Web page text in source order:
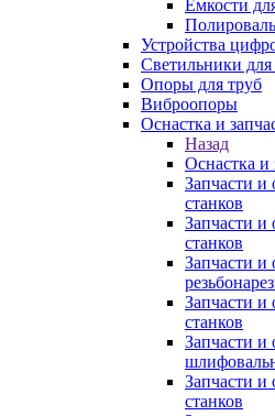
Емкости
Устройства
Светильники для
Опоры для труб
Виброопоры
Оснастка и
Назад
Оснастка и
Запчасти и
станков
Запчасти и
станков
Запчасти и
Запчасти и
станков
Запчасти и
Запчасти и
станков